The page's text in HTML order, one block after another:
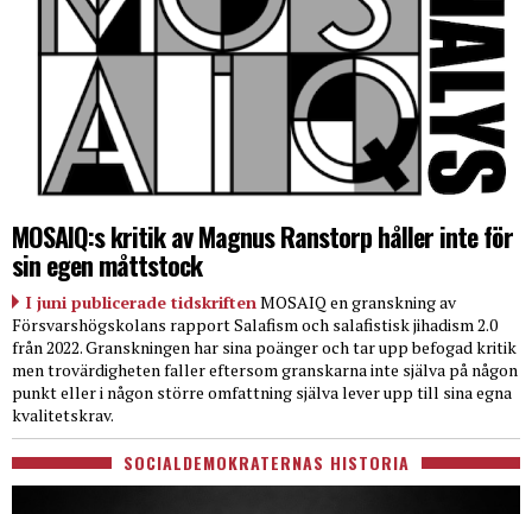
MOSAIQ:s kritik av Magnus Ranstorp håller inte för
sin egen måttstock
I juni publicerade tidskriften MOSAIQ en granskning av
Försvarshögskolans rapport Salafism och salafistisk jihadism 2.0
från 2022. Granskningen har sina poänger och tar upp befogad kritik
men trovärdigheten faller eftersom granskarna inte själva på någon
punkt eller i någon större omfattning själva lever upp till sina egna
kvalitetskrav.
SOCIALDEMOKRATERNAS HISTORIA